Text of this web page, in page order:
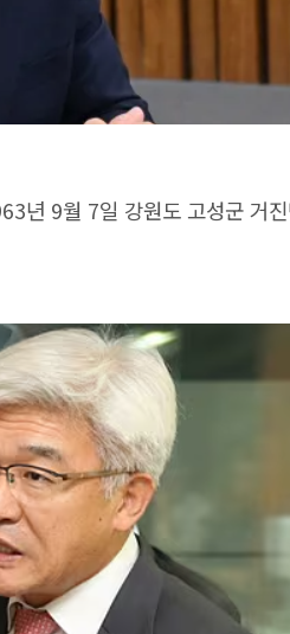
년 9월 7일 강원도 고성군 거